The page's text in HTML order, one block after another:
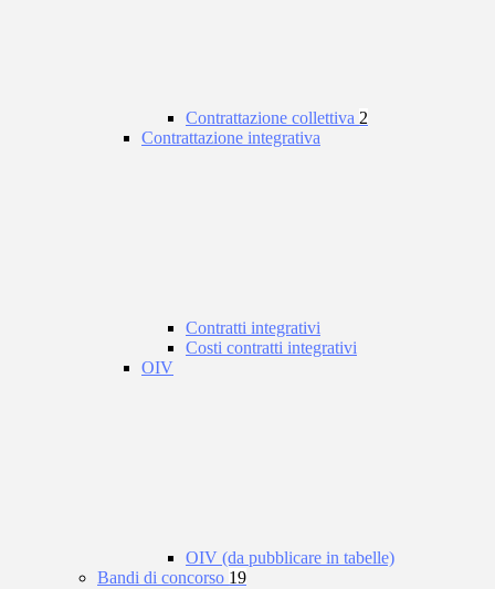
Contrattazione collettiva 2
Contrattazione integrativa
Contratti integrativi
Costi contratti integrativi
OIV
OIV (da pubblicare in tabelle)
Bandi di concorso 19